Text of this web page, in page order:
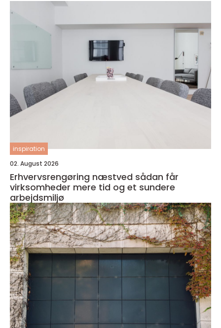
inspiration
02. August 2026
Erhvervsrengøring næstved sådan får
virksomheder mere tid og et sundere
arbejdsmiljø